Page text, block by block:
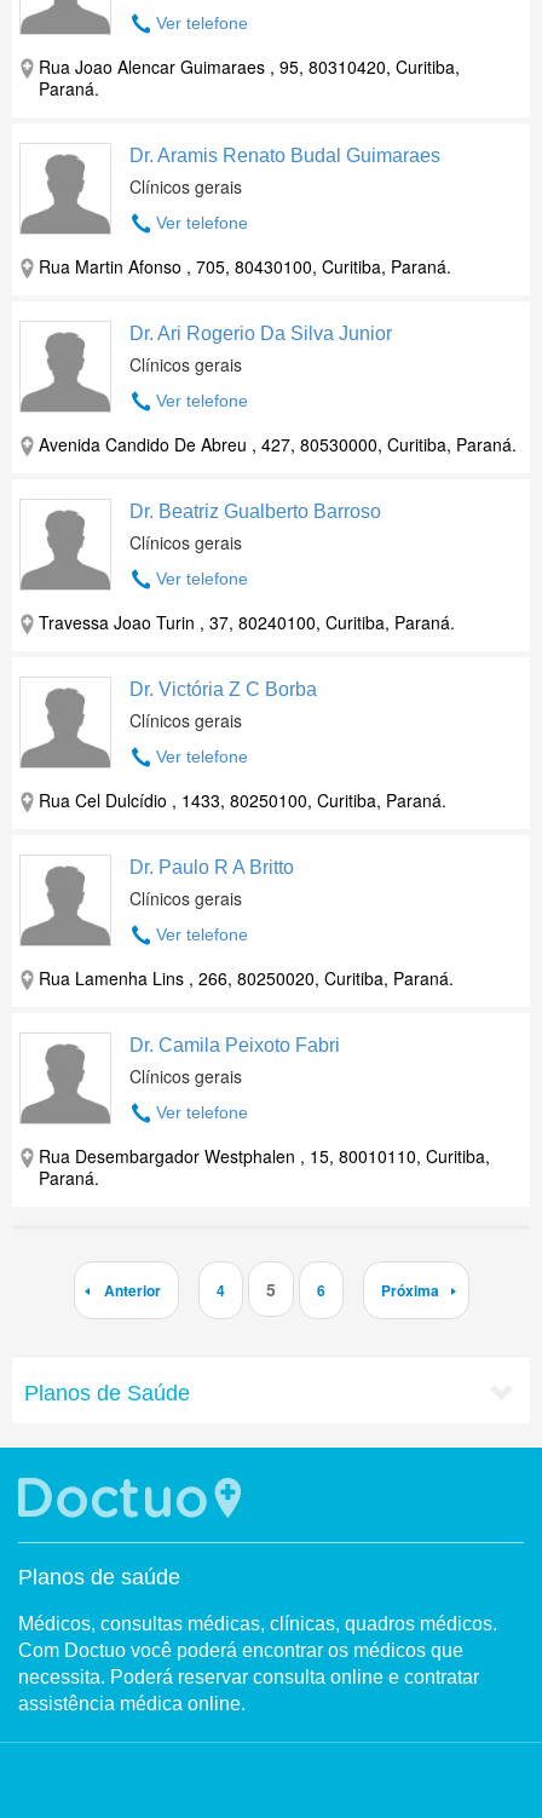
Ver telefone
Rua Joao Alencar Guimaraes , 95, 80310420, Curitiba,
Paraná.
Dr. Aramis Renato Budal Guimaraes
Clínicos gerais
Ver telefone
Rua Martin Afonso , 705, 80430100, Curitiba, Paraná.
Dr. Ari Rogerio Da Silva Junior
Clínicos gerais
Ver telefone
Avenida Candido De Abreu , 427, 80530000, Curitiba, Paraná.
Dr. Beatriz Gualberto Barroso
Clínicos gerais
Ver telefone
Travessa Joao Turin , 37, 80240100, Curitiba, Paraná.
Dr. Victória Z C Borba
Clínicos gerais
Ver telefone
Rua Cel Dulcídio , 1433, 80250100, Curitiba, Paraná.
Dr. Paulo R A Britto
Clínicos gerais
Ver telefone
Rua Lamenha Lins , 266, 80250020, Curitiba, Paraná.
Dr. Camila Peixoto Fabri
Clínicos gerais
Ver telefone
Rua Desembargador Westphalen , 15, 80010110, Curitiba,
Paraná.
Anterior 4 5 6 Próxima
Planos de Saúde
Planos de saúde
Médicos, consultas médicas, clínicas, quadros médicos.
Com Doctuo você poderá encontrar os médicos que
necessita. Poderá reservar consulta online e contratar
assistência médica online.